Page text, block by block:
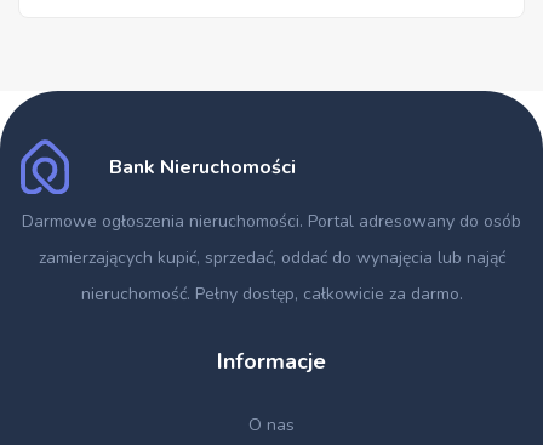
Bank Nieruchomości
Darmowe ogłoszenia nieruchomości. Portal adresowany do osób
zamierzających kupić, sprzedać, oddać do wynajęcia lub nająć
nieruchomość. Pełny dostęp, całkowicie za darmo.
Informacje
O nas